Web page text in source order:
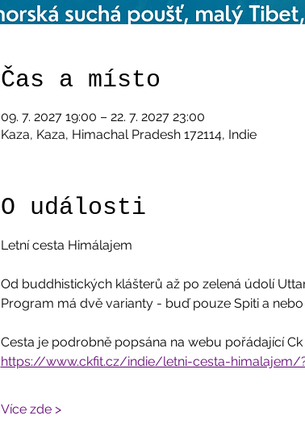
Čas a místo
09. 7. 2027 19:00 – 22. 7. 2027 23:00
Kaza, Kaza, Himachal Pradesh 172114, Indie
O události
Letní cesta Himálajem
Od buddhistických klášterů až po zelená údolí
Program má dvě varianty - buď pouze Spiti a
Cesta je podrobně popsána na webu pořádající Ck
https://www.ckfit.cz/indie/letni-cesta-himalajem/
Více zde >